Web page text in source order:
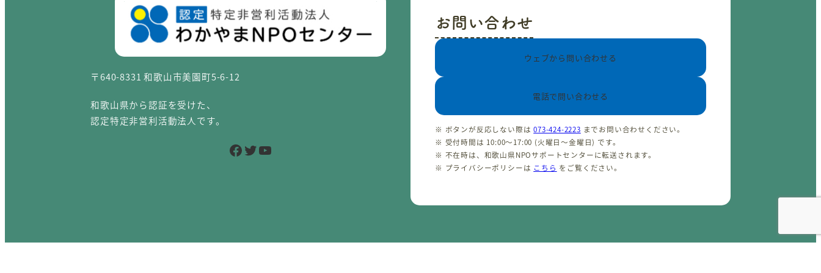
〒640-8331 和歌山市美園町5-6-12
和歌山県から認証を受けた、
認定特定非営利活動法人です。
Facebook Twitter YouTube
お問い合わせ
ウェブから問い合わせる
電話で問い合わせる
※ ボタンが反応しない際は073-424-2223 までお問い合わせください。
※ 受付時間は 10:00〜17:00 (火曜日〜金曜日) です。
※ 不在時は、和歌山県NPOサポートセンターに転送されます。
※ プライバシーポリシーは こちら をご覧ください。